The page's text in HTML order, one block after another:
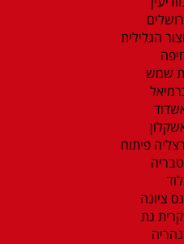
הגלילית
שמש
פיתוח
בלוד
ציונה
גת